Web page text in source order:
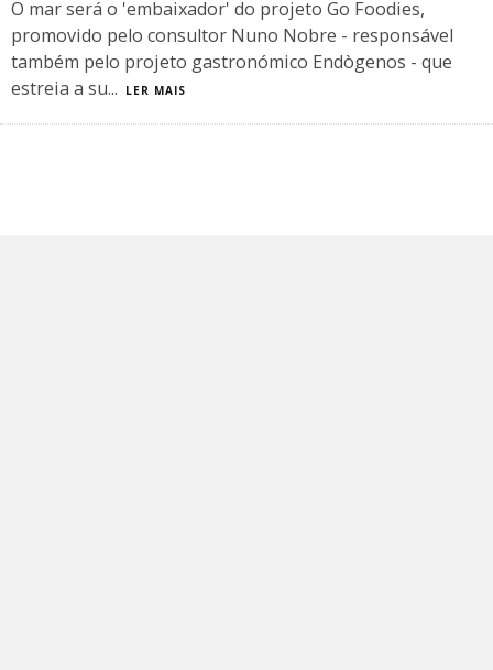
O mar será o 'embaixador' do projeto Go Foodies,
promovido pelo consultor Nuno Nobre - responsável
também pelo projeto gastronómico Endògenos - que
estreia a su... LER MAIS